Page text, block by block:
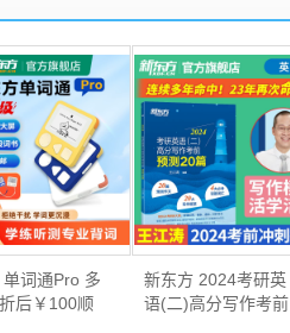
词通Pro 多
后￥100顺
新东方 2024考研英
语(二)高分写作考前